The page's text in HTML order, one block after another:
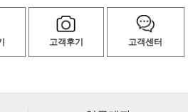
고객후기 고객센터